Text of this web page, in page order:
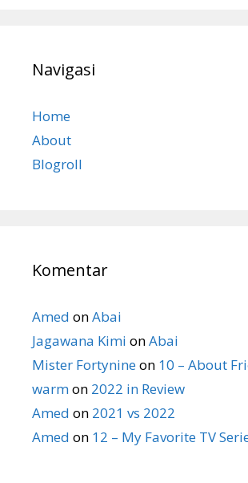
Navigasi
Home
About
Blogroll
Komentar
Amed onAbai
Jagawana Kimi onAbai
Mister Fortynineon 10 – About
warmon 2022 in Review
Amed on 2021 vs 2022
Amed on 12 – My Favorite TV